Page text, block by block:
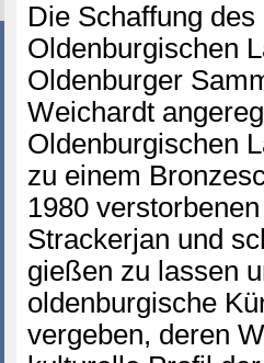
Die Schaffung
Oldenburgischen
Oldenburger
Weichardt
Oldenburgischen
zu einem
1980
Strackerjan und
gießen zu lassen
oldenburgische
vergeben, deren